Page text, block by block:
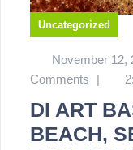
Uncategorized
November 12,
Comments
|
DI ART
BEACH,